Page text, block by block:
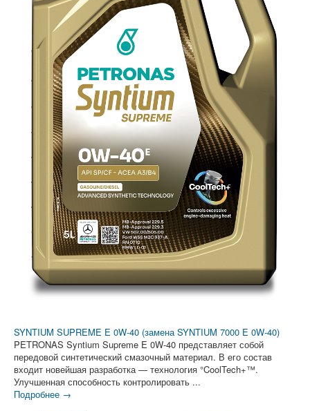
SYNTIUM SUPREME E 0W-40 (замена SYNTIUM 7000 E 0W-40)
PETRONAS Syntium Supreme E 0W-40 представляет собой
передовой синтетический смазочный материал. В его состав
входит новейшая разработка — технология °CoolTech+™.
Улучшенная способность контролировать ...
Подробнее →